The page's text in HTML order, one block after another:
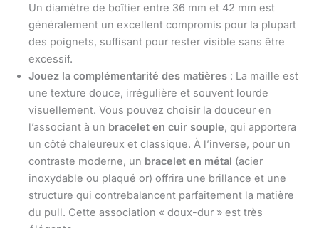
Un diamètre de boîtier entre 36 mm et 42 mm est
généralement un excellent compromis pour la plupart
des poignets, suffisant pour rester visible sans être
excessif.
Jouez la complémentarité des matières : La maille est
une texture douce, irrégulière et souvent lourde
visuellement. Vous pouvez choisir la douceur en
l’associant à un bracelet en cuir souple, qui apportera
un côté chaleureux et classique. À l’inverse, pour un
contraste moderne, un bracelet en métal (acier
inoxydable ou plaqué or) offrira une brillance et une
structure qui contrebalancent parfaitement la matière
du pull. Cette association « doux-dur » est très